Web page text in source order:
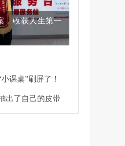
，收获人生第一
课桌”刷屏了！
出了自己的皮带